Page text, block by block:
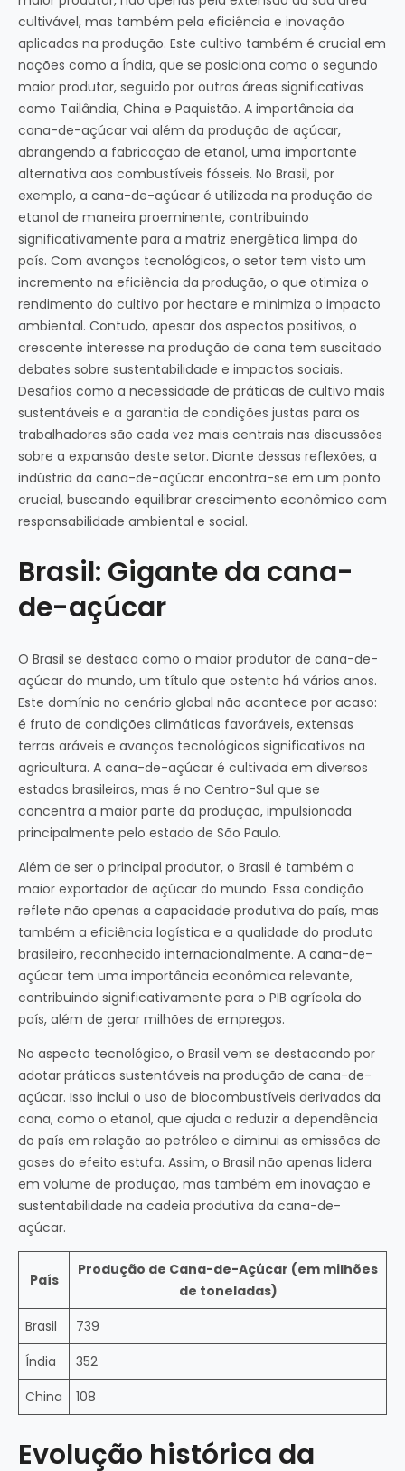
cultivável, mas também pela eficiência e inovação
aplicadas na produção. Este cultivo também é crucial em
nações como a Índia, que se posiciona como o segundo
maior produtor, seguido por outras áreas significativas
como Tailândia, China e Paquistão. A importância da
cana-de-açúcar vai além da produção de açúcar,
abrangendo a fabricação de etanol, uma importante
alternativa aos combustíveis fósseis. No Brasil, por
exemplo, a cana-de-açúcar é utilizada na produção de
etanol de maneira proeminente, contribuindo
significativamente para a matriz energética limpa do
país. Com avanços tecnológicos, o setor tem visto um
incremento na eficiência da produção, o que otimiza o
rendimento do cultivo por hectare e minimiza o impacto
ambiental. Contudo, apesar dos aspectos positivos, o
crescente interesse na produção de cana tem suscitado
debates sobre sustentabilidade e impactos sociais.
Desafios como a necessidade de práticas de cultivo mais
sustentáveis e a garantia de condições justas para os
trabalhadores são cada vez mais centrais nas discussões
sobre a expansão deste setor. Diante dessas reflexões, a
indústria da cana-de-açúcar encontra-se em um ponto
crucial, buscando equilibrar crescimento econômico com
responsabilidade ambiental e social.
Brasil: Gigante da cana-
de-açúcar
O Brasil se destaca como o maior produtor de cana-de-
açúcar do mundo, um título que ostenta há vários anos.
Este domínio no cenário global não acontece por acaso:
é fruto de condições climáticas favoráveis, extensas
terras aráveis e avanços tecnológicos significativos na
agricultura. A cana-de-açúcar é cultivada em diversos
estados brasileiros, mas é no Centro-Sul que se
concentra a maior parte da produção, impulsionada
principalmente pelo estado de São Paulo.
Além de ser o principal produtor, o Brasil é também o
maior exportador de açúcar do mundo. Essa condição
reflete não apenas a capacidade produtiva do país, mas
também a eficiência logística e a qualidade do produto
brasileiro, reconhecido internacionalmente. A cana-de-
açúcar tem uma importância econômica relevante,
contribuindo significativamente para o PIB agrícola do
país, além de gerar milhões de empregos.
No aspecto tecnológico, o Brasil vem se destacando por
adotar práticas sustentáveis na produção de cana-de-
açúcar. Isso inclui o uso de biocombustíveis derivados da
cana, como o etanol, que ajuda a reduzir a dependência
do país em relação ao petróleo e diminui as emissões de
gases do efeito estufa. Assim, o Brasil não apenas lidera
em volume de produção, mas também em inovação e
sustentabilidade na cadeia produtiva da cana-de-
açúcar.
País
Produção de Cana-de-Açúcar (em milhões
de toneladas)
Brasil
739
Índia
352
China
108
Evolução histórica da